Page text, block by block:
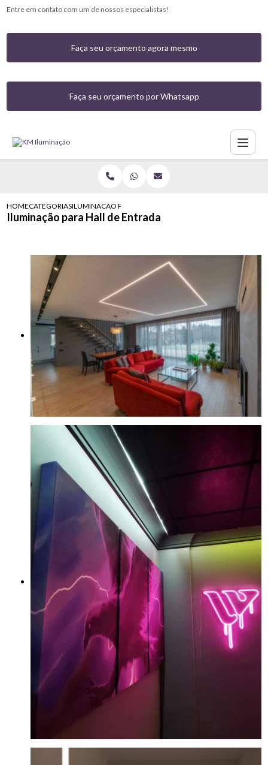
Entre em contato com um de nossos especialistas!
Faça seu orçamento agora mesmo
Faça seu orçamento por Whatsapp
HOMECATEGORIASILUMINACAO PARA HALL DE ENTRADA
Iluminação para Hall de Entrada